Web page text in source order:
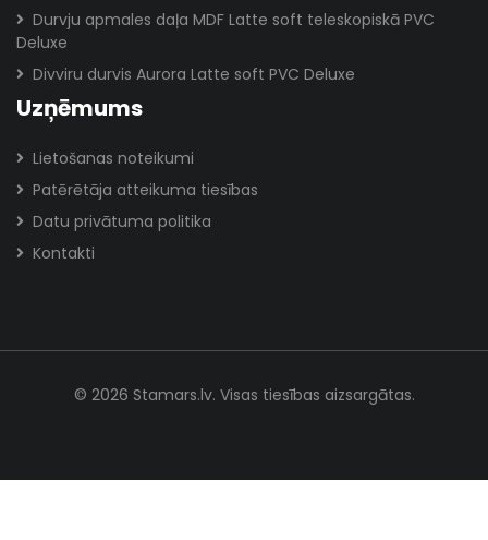
Durvju apmales daļa MDF Latte soft teleskopiskā PVC
Deluxe
Divviru durvis Aurora Latte soft PVC Deluxe
Uzņēmums
Lietošanas noteikumi
Patērētāja atteikuma tiesības
Datu privātuma politika
Kontakti
© 2026 Stamars.lv. Visas tiesības aizsargātas.